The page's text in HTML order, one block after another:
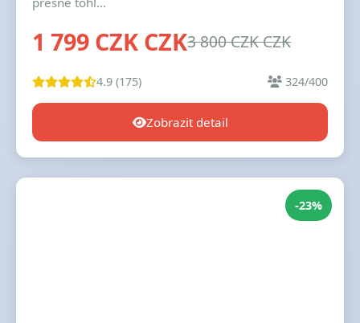
1 799 CZK CZK3 800 CZK CZK
4.9 (175) 324/400
Zobrazit detail
-23%